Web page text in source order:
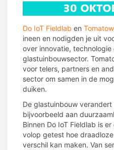
Do IoT Fieldlab en
ineen en nodigden je uit
over innovatie,
glastuinbouwsector.
voor telers, partners en
sector om samen in de
duiken.
De glastuinbouw
bijvoorbeeld aan
Binnen Do IoT Fieldlab is
volop getest hoe
verschil kan maken. Van